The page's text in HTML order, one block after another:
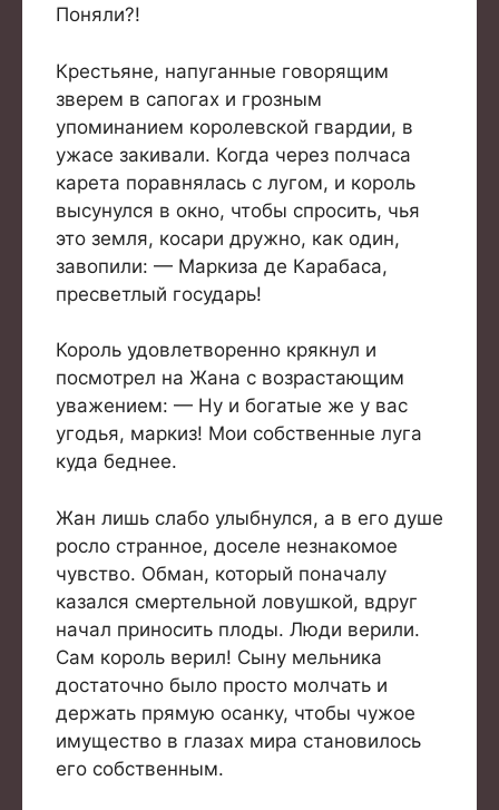
Поняли?!
Крестьяне, напуганные говорящим
зверем в сапогах и грозным
упоминанием королевской гвардии, в
ужасе закивали. Когда через полчаса
карета поравнялась с лугом, и король
высунулся в окно, чтобы спросить, чья
это земля, косари дружно, как один,
завопили: — Маркиза де Карабаса,
пресветлый государь!
Король удовлетворенно крякнул и
посмотрел на Жана с возрастающим
уважением: — Ну и богатые же у вас
угодья, маркиз! Мои собственные луга
куда беднее.
Жан лишь слабо улыбнулся, а в его душе
росло странное, доселе незнакомое
чувство. Обман, который поначалу
казался смертельной ловушкой, вдруг
начал приносить плоды. Люди верили.
Сам король верил! Сыну мельника
достаточно было просто молчать и
держать прямую осанку, чтобы чужое
имущество в глазах мира становилось
его собственным.